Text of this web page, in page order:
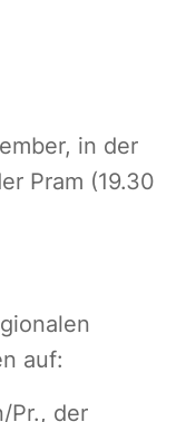
in der
Pram (19.30
auf:
Pr., der